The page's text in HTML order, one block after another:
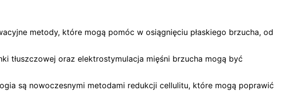
metody, które mogą pomóc w osiągnięciu płaskiego brzucha, od
tłuszczowej oraz elektrostymulacja mięśni brzucha mogą być
są nowoczesnymi metodami redukcji cellulitu, które mogą poprawić